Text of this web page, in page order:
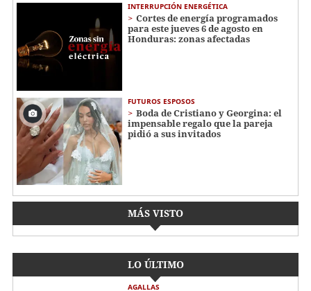
INTERRUPCIÓN ENERGÉTICA
Cortes de energía programados
para este jueves 6 de agosto en
Honduras: zonas afectadas
FUTUROS ESPOSOS
Boda de Cristiano y Georgina: el
impensable regalo que la pareja
pidió a sus invitados
MÁS VISTO
LO ÚLTIMO
AGALLAS